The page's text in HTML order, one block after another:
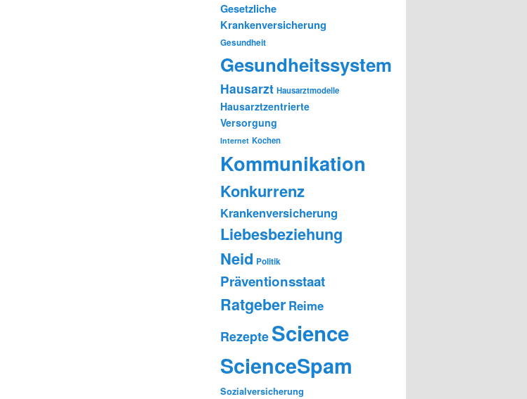
Gesetzliche
Krankenversicherung
Gesundheit
Gesundheitssystem
Hausarzt Hausarztmodelle
Hausarztzentrierte
Versorgung
Internet Kochen
Kommunikation
Konkurrenz
Krankenversicherung
Liebesbeziehung
Neid Politik
Präventionsstaat
Ratgeber Reime
Rezepte Science
ScienceSpam
Sozialversicherung